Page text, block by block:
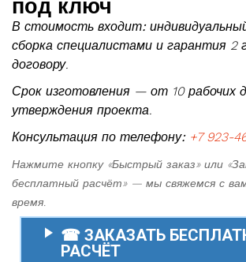
под ключ
В стоимость входит:
сборка специалистами и гарантия 2
договору.
Срок изготовления — от 10 рабочих
утверждения проекта.
Консультация по телефону: +7 923-
Нажмите кнопку «Быстрый заказ» или
бесплатный расчёт» — мы свяжемся с
время.
☎ ЗАКАЗАТЬ
РАСЧЁТ